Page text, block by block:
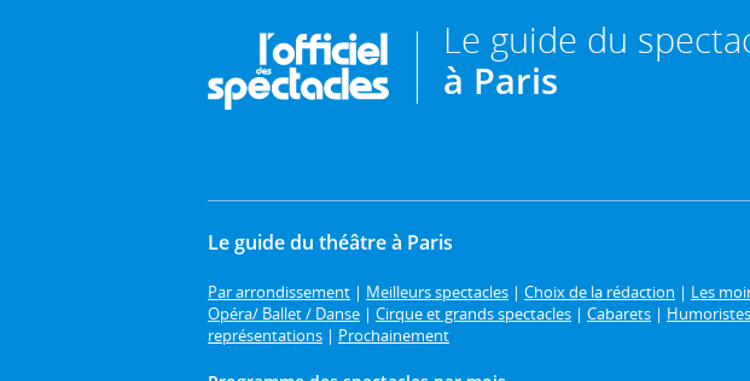
Le guide du
à Paris
Le guide du théâtre à Paris
Par arrondissement | Meilleurs spectacles | Choix de la rédaction | Les
Opéra/ Ballet / Danse | Cirque et grands spectacles | Cabarets | Humoristes
représentations | Prochainement